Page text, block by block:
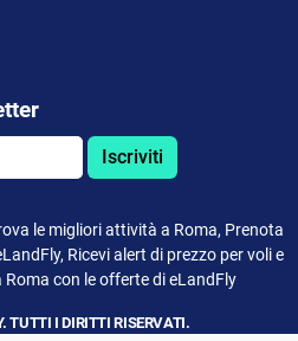
Iscriviti
le migliori attività a Roma, Prenota
Ricevi alert di prezzo per voli e
Roma con le offerte di eLandFly
TUTTI I DIRITTI RISERVATI.